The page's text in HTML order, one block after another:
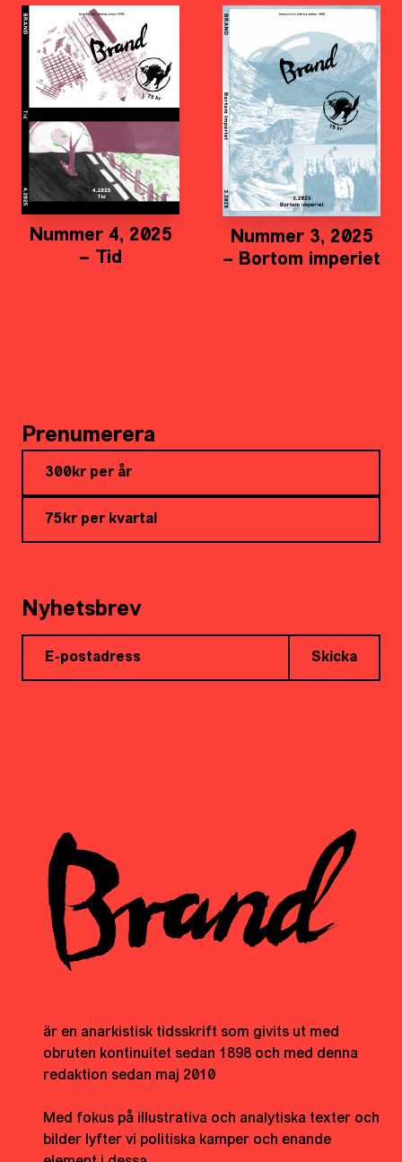
Nummer 4, 2025
– Tid
Nummer 3, 2025
– Bortom imperiet
Prenumerera
300kr per år
75kr per kvartal
Nyhetsbrev
Skicka
är en anarkistisk tidsskrift som givits ut med
obruten kontinuitet sedan 1898 och med denna
redaktion sedan maj 2010
Med fokus på illustrativa och analytiska texter och
bilder lyfter vi politiska kamper och enande